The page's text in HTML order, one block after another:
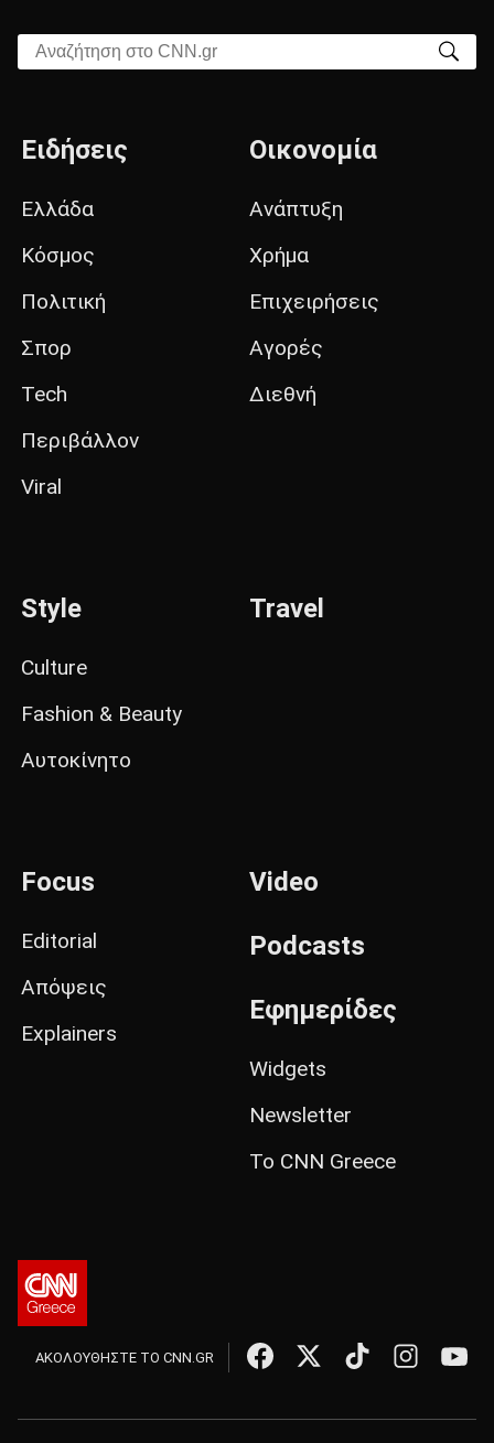
Αναζήτηση στο CNN.gr
Ειδήσεις
Ελλάδα
Κόσμος
Πολιτική
Σπορ
Tech
Περιβάλλον
Viral
Οικονομία
Ανάπτυξη
Χρήμα
Επιχειρήσεις
Αγορές
Διεθνή
Style
Culture
Fashion & Beauty
Αυτοκίνητο
Travel
Focus
Editorial
Απόψεις
Explainers
Video
Podcasts
Εφημερίδες
Widgets
Newsletter
Το CNN Greece
ΑΚΟΛΟΥΘΗΣΤΕ ΤΟ CNN.GR